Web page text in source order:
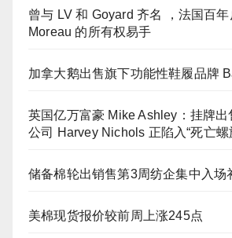
曾与 LV 和 Goyard 齐名 ，法国百
Moreau 的所有权易手
加拿大鹅出售旗下功能性鞋履品牌
英国亿万富豪 Mike Ashley：挂牌
公司 Harvey Nichols 正陷入“死亡螺
储备棉轮出销售第3周纺企集中入场
美棉现货报价较前周上涨245点